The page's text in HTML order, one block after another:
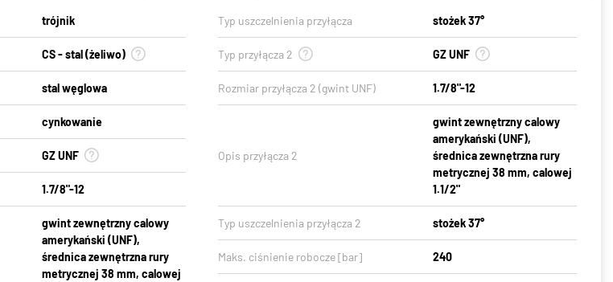
trójnik
CS - stal (żeliwo)
stal węglowa
cynkowanie
GZ UNF
1.7/8"-12
gwint zewnętrzny calowy
amerykański (UNF),
średnica zewnętrzna rury
metrycznej 38 mm, calowej
Typ uszczelnienia przyłącza stożek 37°
Typ przyłącza 2 GZ UNF
Rozmiar przyłącza 2 (gwint UNF) 1.7/8"-12
Opis przyłącza 2
gwint zewnętrzny calowy
amerykański (UNF),
średnica zewnętrzna rury
metrycznej 38 mm, calowej
1.1/2"
Typ uszczelnienia przyłącza 2 stożek 37°
Maks. ciśnienie robocze [bar] 240